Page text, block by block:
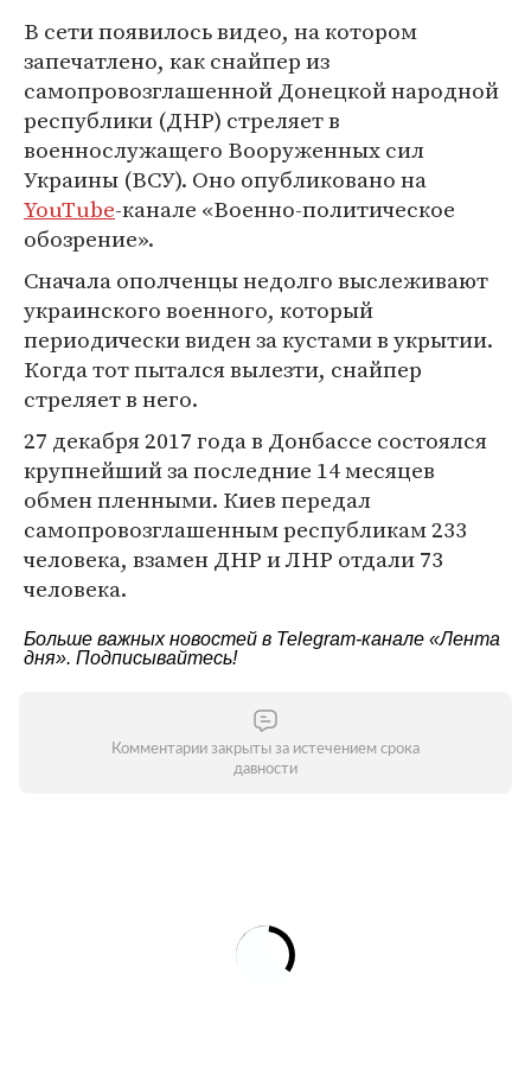
В сети появилось видео, на котором
запечатлено, как снайпер из
самопровозглашенной Донецкой народной
республики (ДНР) стреляет в
военнослужащего Вооруженных сил
Украины (ВСУ). Оно опубликовано на
YouTube-канале «Военно-политическое
обозрение».
Сначала ополченцы недолго выслеживают
украинского военного, который
периодически виден за кустами в укрытии.
Когда тот пытался вылезти, снайпер
стреляет в него.
27 декабря 2017 года в Донбассе состоялся
крупнейший за последние 14 месяцев
обмен пленными. Киев передал
самопровозглашенным республикам 233
человека, взамен ДНР и ЛНР отдали 73
человека.
Больше важных новостей в Telegram-канале «Лента
дня». Подписывайтесь!
Комментарии закрыты за истечением срока
давности